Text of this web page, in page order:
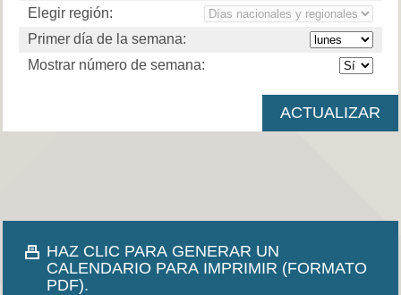
Elegir región:
Primer día de la semana:
Mostrar número de semana:
HAZ CLIC PARA GENERAR UN
CALENDARIO PARA IMPRIMIR (FORMATO
PDF).